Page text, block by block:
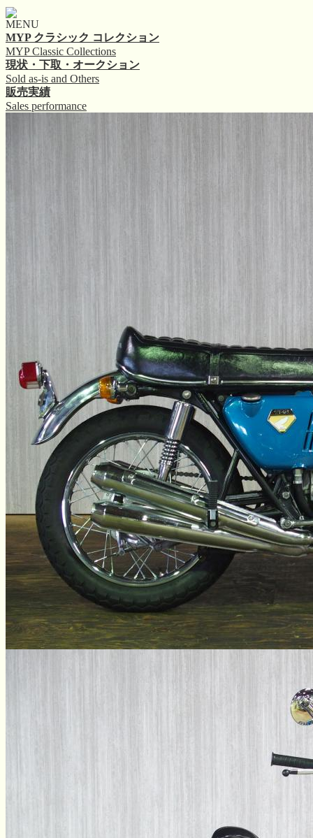
MENU
MYP クラシック コレクション
MYP Classic Collections
現状・下取・オークション
Sold as-is and Others
販売実績
Sales performance